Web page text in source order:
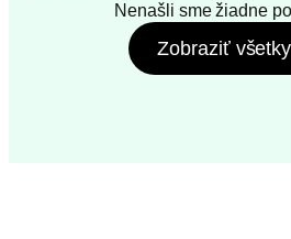
Nenašli sme žiadne
Zobraziť